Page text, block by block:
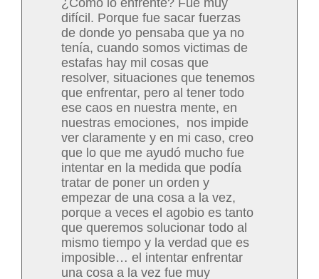
difícil. Porque fue sacar fuerzas
de donde yo pensaba que ya no
tenía, cuando somos victimas de
estafas hay mil cosas que
resolver, situaciones que tenemos
que enfrentar, pero al tener todo
ese caos en nuestra mente, en
nuestras emociones, nos impide
ver claramente y en mi caso, creo
que lo que me ayudó mucho fue
intentar en la medida que podía
tratar de poner un orden y
empezar de una cosa a la vez,
porque a veces el agobio es tanto
que queremos solucionar todo al
mismo tiempo y la verdad que es
imposible… el intentar enfrentar
una cosa a la vez fue muy